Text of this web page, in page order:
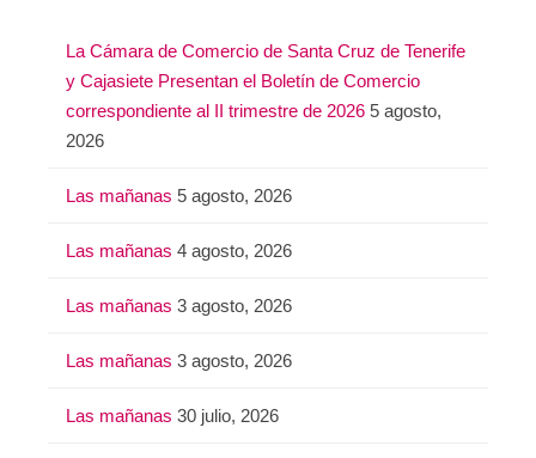
La Cámara de Comercio de Santa Cruz de Tenerife
y Cajasiete Presentan el Boletín de Comercio
correspondiente al II trimestre de 2026 5 agosto,
2026
Las mañanas 5 agosto, 2026
Las mañanas 4 agosto, 2026
Las mañanas 3 agosto, 2026
Las mañanas 3 agosto, 2026
Las mañanas 30 julio, 2026